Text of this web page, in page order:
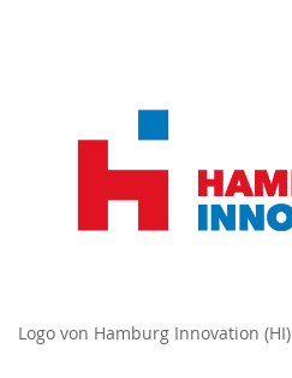
Logo von Hamburg Innovation (HI)